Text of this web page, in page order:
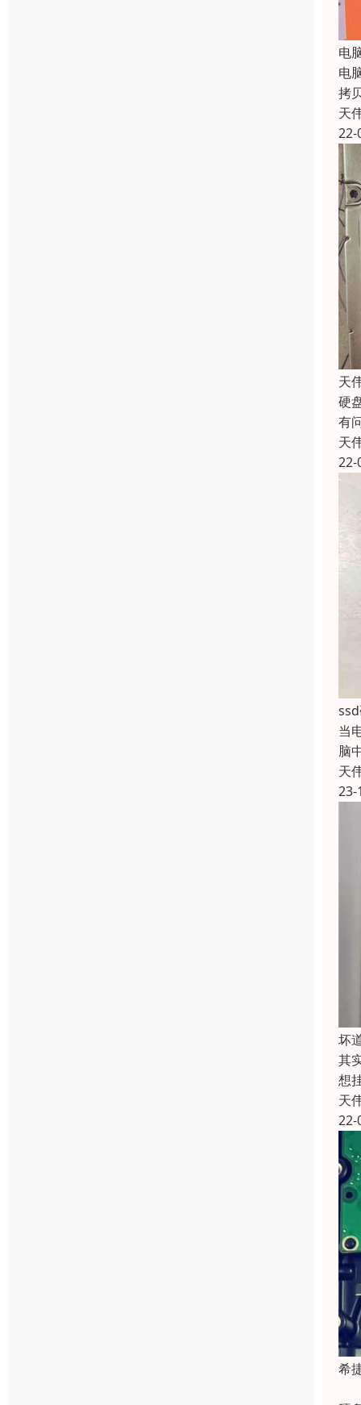
电
电
拷
天
22-
天
硬
有
天
22-
当
脑
天
23-
坏
其
想
天
22-
希